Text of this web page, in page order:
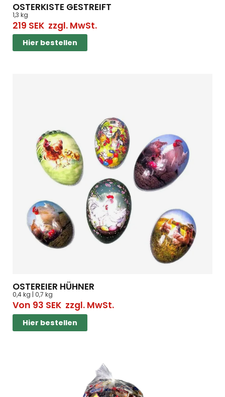
OSTERKISTE GESTREIFT
1,3 kg
219 SEKzzgl. MwSt.
Hier bestellen
OSTEREIER HÜHNER
0,4 kg | 0,7 kg
Von 93 SEKzzgl. MwSt.
Hier bestellen